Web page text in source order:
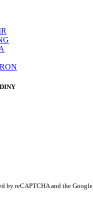
by reCAPTCHA and the Google